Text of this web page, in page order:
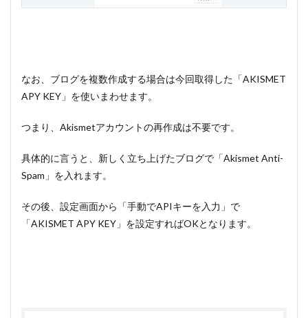
なお、ブログを複数作成する場合は今回取得した「AKISMET
APY KEY」を使いまわせます。
つまり、Akismetアカウントの再作成は不要です。
具体的に言うと、新しく立ち上げたブログで「Akismet Anti-
Spam」を入れます。
その後、設定画面から「手動でAPIキーを入力」で
「AKISMET APY KEY」を設定すればOKとなります。